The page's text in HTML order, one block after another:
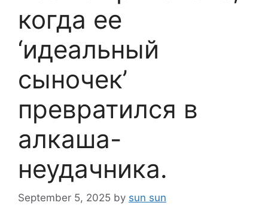
когда ее
‘идеальный
сыночек’
превратился в
алкаша-
неудачника.
September 5, 2025 by sun sun